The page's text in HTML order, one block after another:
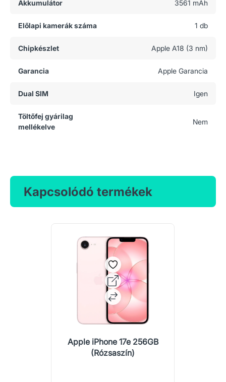
Akkumulátor 3561 mAh
Előlapi kamerák száma 1 db
Chipkészlet Apple A18 (3 nm)
Garancia Apple Garancia
Dual SIM Igen
Töltőfej gyárilag
mellékelve
Nem
Kapcsolódó termékek
Apple iPhone 17e 256GB
(Rózsaszín)